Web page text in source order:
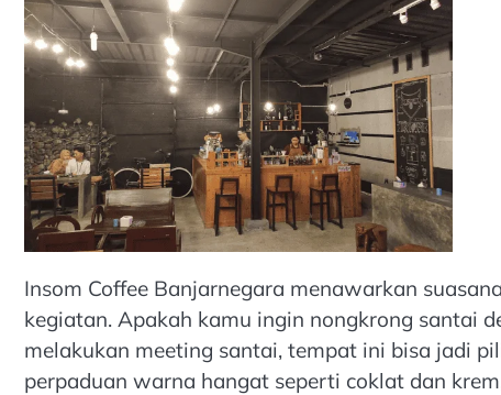
Insom Coffee Banjarnegara menawarkan
kegiatan. Apakah kamu ingin nongkrong santai
melakukan meeting santai, tempat ini bisa jadi
perpaduan warna hangat seperti coklat dan